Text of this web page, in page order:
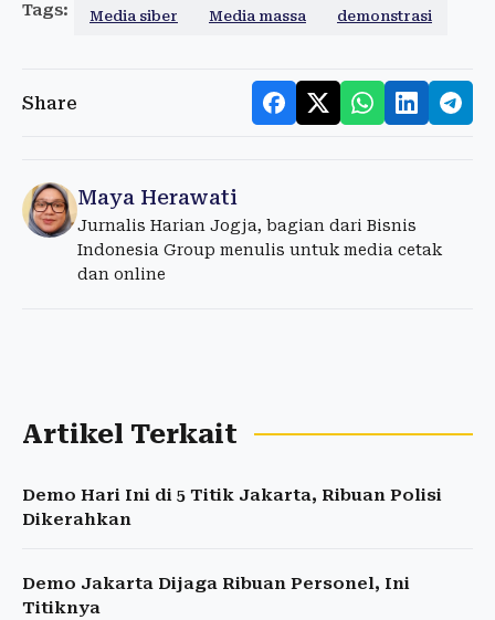
Tags: Media siber Media massa demonstrasi
Share
Maya Herawati
Jurnalis Harian Jogja, bagian dari Bisnis
Indonesia Group menulis untuk media cetak
dan online
Artikel Terkait
Demo Hari Ini di 5 Titik Jakarta, Ribuan Polisi
Dikerahkan
Demo Jakarta Dijaga Ribuan Personel, Ini
Titiknya